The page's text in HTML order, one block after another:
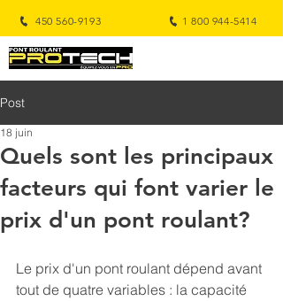
450 560-9193 1 800 944-5414
Post
Quels sont les principaux
facteurs qui font varier le
prix d'un pont roulant?
18 juin
Le prix d'un pont roulant dépend avant
tout de quatre variables : la capacité